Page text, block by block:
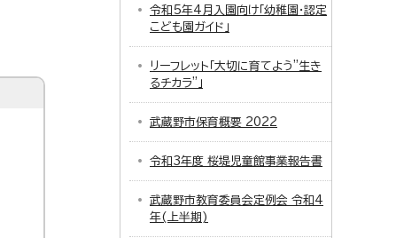
令和5年4月入園向け「幼稚園・認定
こども園ガイド」
リーフレット「大切に育てよう”生き
るチカラ”」
武蔵野市保育概要 2022
令和3年度 桜堤児童館事業報告書
武蔵野市教育委員会定例会 令和4
年(上半期)